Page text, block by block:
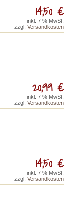
14,50 €
inkl. 7 % MwSt.
zzgl. Versandkosten
20,99 €
inkl. 7 % MwSt.
zzgl. Versandkosten
14,50 €
inkl. 7 % MwSt.
zzgl. Versandkosten